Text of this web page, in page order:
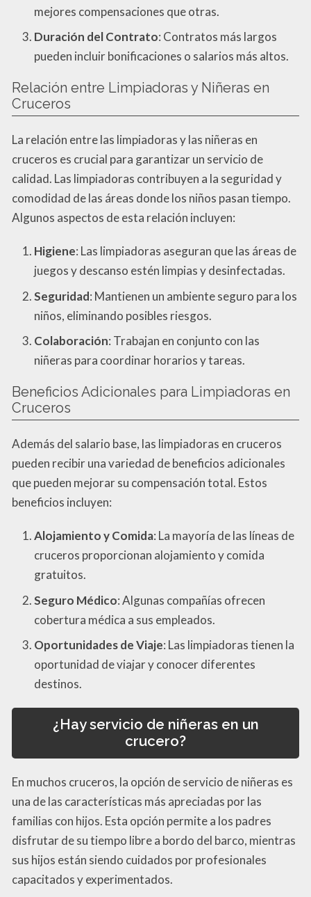
mejores compensaciones que otras.
Duración del Contrato: Contratos más largos
pueden incluir bonificaciones o salarios más altos.
Relación entre Limpiadoras y Niñeras en
Cruceros
La relación entre las limpiadoras y las niñeras en
cruceros es crucial para garantizar un servicio de
calidad. Las limpiadoras contribuyen a la seguridad y
comodidad de las áreas donde los niños pasan tiempo.
Algunos aspectos de esta relación incluyen:
Higiene: Las limpiadoras aseguran que las áreas de
juegos y descanso estén limpias y desinfectadas.
Seguridad: Mantienen un ambiente seguro para los
niños, eliminando posibles riesgos.
Colaboración: Trabajan en conjunto con las
niñeras para coordinar horarios y tareas.
Beneficios Adicionales para Limpiadoras en
Cruceros
Además del salario base, las limpiadoras en cruceros
pueden recibir una variedad de beneficios adicionales
que pueden mejorar su compensación total. Estos
beneficios incluyen:
Alojamiento y Comida: La mayoría de las líneas de
cruceros proporcionan alojamiento y comida
gratuitos.
Seguro Médico: Algunas compañías ofrecen
cobertura médica a sus empleados.
Oportunidades de Viaje: Las limpiadoras tienen la
oportunidad de viajar y conocer diferentes
destinos.
¿Hay servicio de niñeras en un
crucero?
En muchos cruceros, la opción de servicio de niñeras es
una de las características más apreciadas por las
familias con hijos. Esta opción permite a los padres
disfrutar de su tiempo libre a bordo del barco, mientras
sus hijos están siendo cuidados por profesionales
capacitados y experimentados.